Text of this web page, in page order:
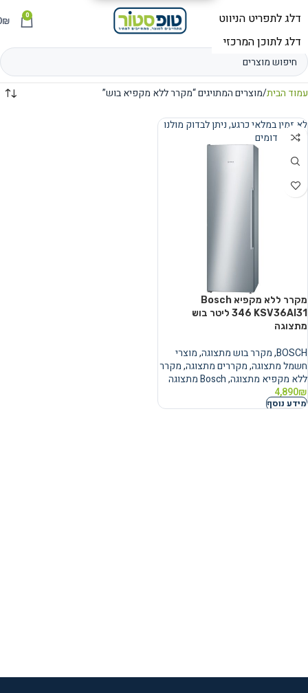
תפריט 0
₪
עמוד הבית מוצרים המתויגים “מקרר ללא מקפיא בוש”
נמכר
לא זמין במלאי כרגע, ניתן לבדוק מולנו
מוצרים דומים
מקרר ללא מקפיא Bosch
KSV36AI31 ‏346 ‏ליטר בוש
מתצוגה
BOSCH
,מקרר בוש מתצוגה,מוצרי
חשמל מתצוגה,מקררים מתצוגה,מקרר
ללא מקפיא מתצוגה,Bosch מתצוגה
4,890₪
מידע נוסף